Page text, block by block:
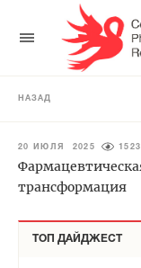
НАЗАД
20 ИЮЛЯ 2025 1523
трансформация
ТОП ДАЙДЖЕСТ